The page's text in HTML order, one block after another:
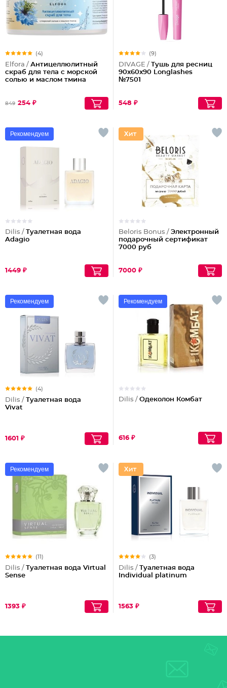
(4)
Elfora / Антицеллюлитный
скраб для тела с морской
солью и маслом тмина
849 254 ₽
(9)
DIVAGE / Тушь для ресниц
90x60x90 Longlashes
№7501
548 ₽
Рекомендуем
Dilis / Туалетная вода
Adagio
1449 ₽
Beloris Bonus / Электронный
подарочный сертификат
7000 руб
7000 ₽
Рекомендуем
(4)
Dilis / Туалетная вода
Vivat
1601 ₽
Рекомендуем
Dilis / Одеколон Комбат
616 ₽
Рекомендуем
(11)
Dilis / Туалетная вода Virtual
Sense
1393 ₽
(3)
Dilis / Туалетная вода
Individual platinum
1563 ₽